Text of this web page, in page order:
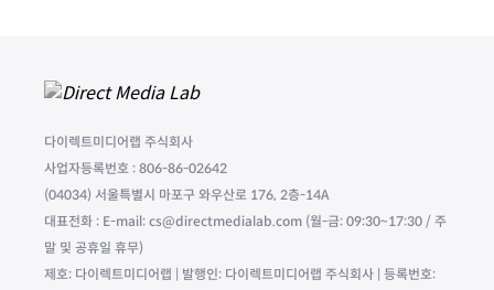
다이렉트미디어랩 주식회사
사업자등록번호 : 806-86-02642
(04034) 서울특별시 마포구 와우산로 176, 2층-14A
대표전화 : E-mail: cs@directmedialab.com (월-금: 09:30~17:30 / 주
말 및 공휴일 휴무)
제호: 다이렉트미디어랩 | 발행인: 다이렉트미디어랩 주식회사 | 등록번호: